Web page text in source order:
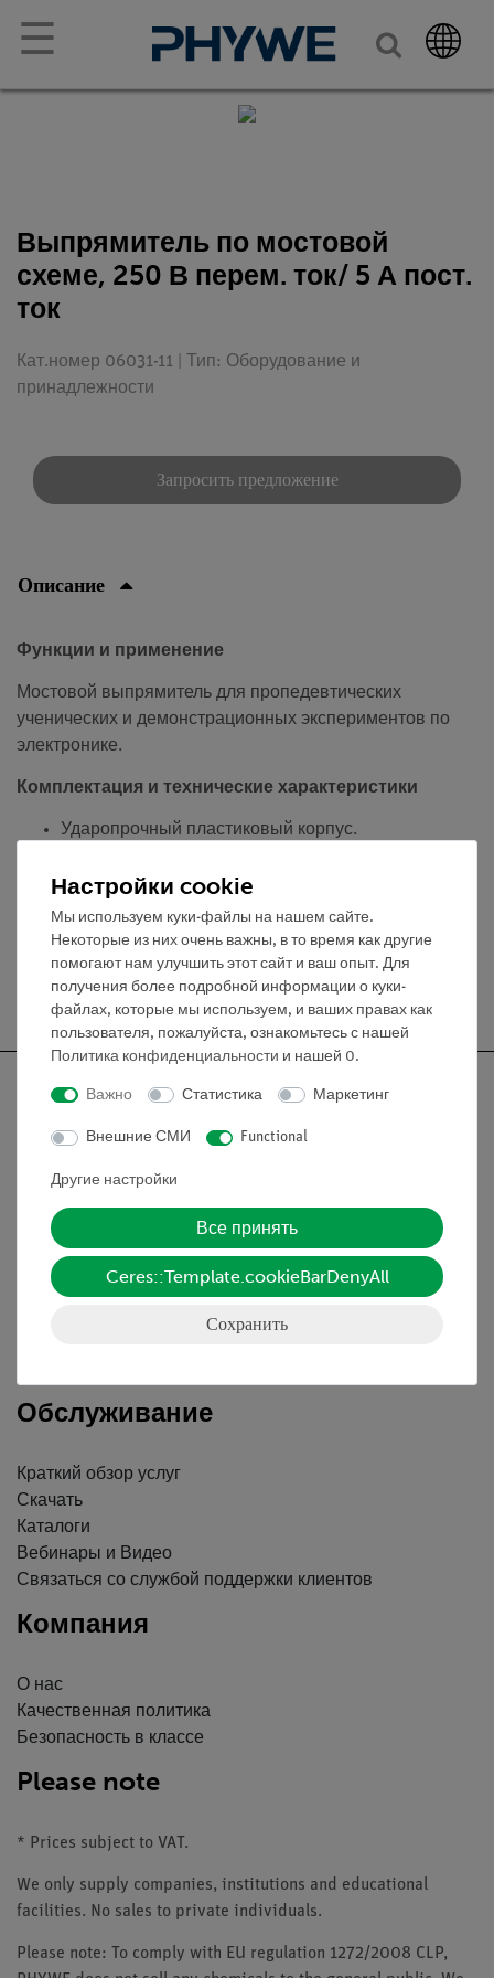
☰
Выпрямитель по мостовой
схеме, 250 В перем. ток/ 5 А пост.
ток
Кат.номер 06031-11 | Тип: Оборудование и
принадлежности
Запросить предложение
Описание
Функции и применение
Мостовой выпрямитель для пропедевтических
ученических и демонстрационных экспериментов по
электронике.
Комплектация и технические характеристики
Ударопрочный пластиковый корпус.
С гнездами 4 мм и кремниевым выпрямителем.
Бесплатная доставка от 300,- €
Информация
Контактное лицо
Условия сотрудничества
Обслуживание
Краткий обзор услуг
Скачать
Каталоги
Вебинары и Видео
Связаться со службой поддержки клиентов
Компания
О нас
Качественная политика
Безопасность в классе
Please note
* Prices subject to VAT.
We only supply companies, institutions and educational
facilities. No sales to private individuals.
Please note: To comply with EU regulation 1272/2008 CLP,
Настройки cookie
Мы используем куки-файлы на нашем сайте.
Некоторые из них очень важны, в то время как другие
помогают нам улучшить этот сайт и ваш опыт. Для
получения более подробной информации о куки-
файлах, которые мы используем, и ваших правах как
пользователя, пожалуйста, ознакомьтесь с нашей
Политика конфиденциальности и нашей 0.
Важно Статистика Маркетинг
Внешние СМИ Functional
Другие настройки
Все принять
Ceres::Template.cookieBarDenyAll
Сохранить